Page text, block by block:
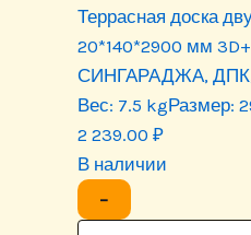
Террасная доска
20*140*2900 мм
СИНГАРАДЖА, ДПК,
Вес: 7.5 kgРазмер:
2 239.00 ₽
В наличии
−